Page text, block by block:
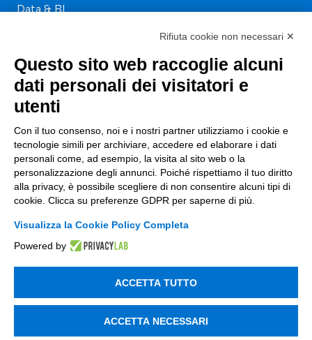
Data & BI
Compliance Normativa Integrata
Soluzioni Digitali
Smart Factory
Supply Chain
Soluzioni Custom
Soluzioni AI
Compliance
Rifiuta cookie non necessari ✕
Questo sito web raccoglie alcuni
dati personali dei visitatori e
utenti
Con il tuo consenso, noi e i nostri partner utilizziamo i cookie e
tecnologie simili per archiviare, accedere ed elaborare i dati
personali come, ad esempio, la visita al sito web o la
personalizzazione degli annunci. Poiché rispettiamo il tuo diritto
alla privacy, è possibile scegliere di non consentire alcuni tipi di
cookie. Clicca su preferenze GDPR per saperne di più.
Visualizza la Cookie Policy Completa
Powered by
ACCETTA TUTTO
ACCETTA NECESSARI